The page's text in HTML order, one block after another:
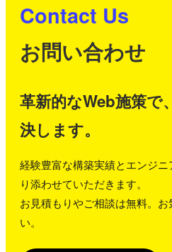
Contact Us
お問い合わせ
革新的なWeb施策で
決します。
経験豊富な構築実績とエンジ
り添わせていただきます。
お見積もりやご相談は無料。
い。